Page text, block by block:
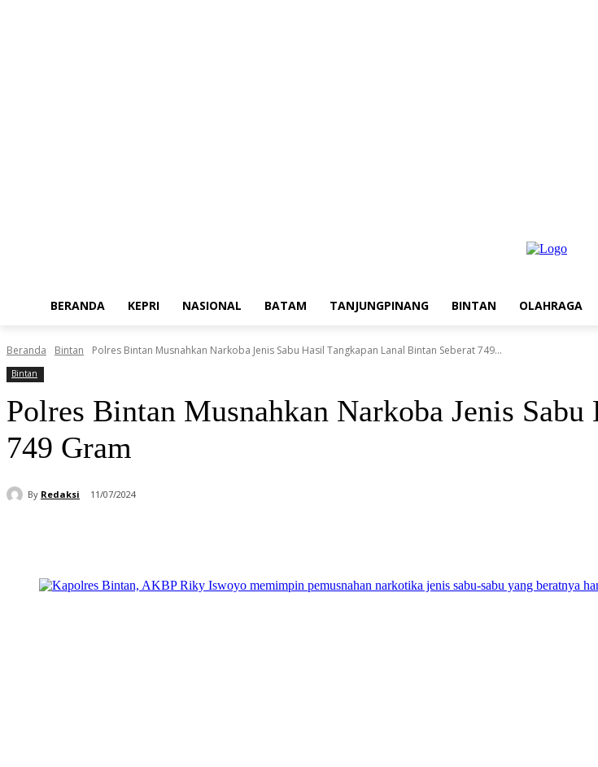
BERANDA KEPRI NASIONAL BATAM TANJUNGPINANG BINTAN OLAHRAGA
Beranda Bintan Polres Bintan Musnahkan Narkoba Jenis Sabu Hasil Tangkapan Lanal Bintan Seberat 749...
Bintan
Polres Bintan Musnahkan Narkoba Jenis
749 Gram
By Redaksi 11/07/2024